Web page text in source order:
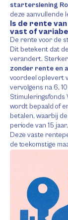
starterslening
deze aanvullende
Is de rente
vast of
De rente voor de
Dit betekent dat
verandert. Sterker
zonder rente en
voordeel oplevert
vervolgens na 6,
Stimuleringsfonds
wordt bepaald of
betalen, waarbij
periode van 15
Deze vaste
de toekomstige